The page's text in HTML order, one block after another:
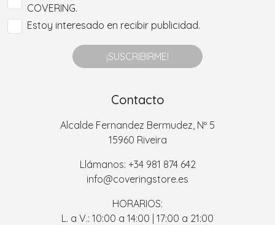
COVERING.
Estoy interesado en recibir publicidad.
¡SUSCRIBIRME!
Contacto
Alcalde Fernandez Bermudez, Nº 5
15960 Riveira
Llámanos: +34 981 874 642
info@coveringstore.es
HORARIOS:
L. a V.: 10:00 a 14:00 | 17:00 a 21:00